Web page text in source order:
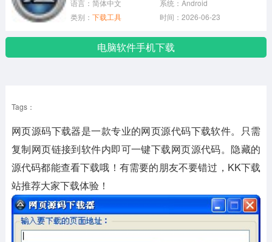
安卓其它
语言：简体中文
系统：Android
类别： 下载工具 时间：2026-06-23
电脑软件手机下载
Tags：
网页源码下载器是一款专业的网页源代码下载软件。只需
复制网页链接到软件内即可一键下载网页源代码。隐藏的
源代码都能查看下载哦！有需要的朋友不要错过，KK下载
站推荐大家下载体验！